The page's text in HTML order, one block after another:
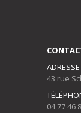
ADRESSE
43 rue
04 77 46